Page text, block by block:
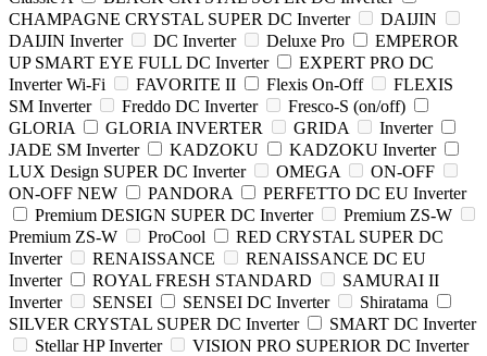
CHAMPAGNE CRYSTAL SUPER DC Inverter
DAIJIN
DAIJIN Inverter
DC Inverter Deluxe Pro
EMPEROR
UP SMART EYE FULL DC Inverter
EXPERT PRO DC
Inverter Wi-Fi
FAVORITE II Flexis On-Off
FLEXIS
SM Inverter
Freddo DC Inverter
Fresco-S (on/off)
GLORIA
GLORIA INVERTER GRIDA
Inverter
JADE SM Inverter
KADZOKU
KADZOKU Inverter
LUX Design SUPER DC Inverter
OMEGA
ON-OFF
ON-OFF NEW
PANDORA
PERFETTO DC EU Inverter
Premium DESIGN SUPER DC Inverter
Premium ZS-W
Premium ZS-W
ProCool
RED CRYSTAL SUPER DC
Inverter
RENAISSANCE
RENAISSANCE DC EU
Inverter
ROYAL FRESH STANDARD
SAMURAI II
Inverter
SENSEI SENSEI DC Inverter
Shiratama
SILVER CRYSTAL SUPER DC Inverter
SMART DC Inverter
Stellar HP Inverter
VISION PRO SUPERIOR DC Inverter